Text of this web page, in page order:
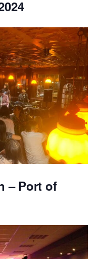
– Port of